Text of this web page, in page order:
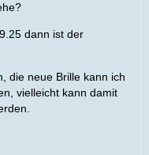
dann ist der
die neue Brille kann ich
vielleicht kann damit